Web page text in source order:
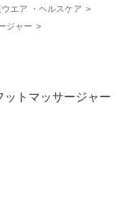
エア ・ヘルスケア
ジャー
トマッサージャー